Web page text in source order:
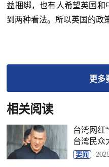
益捆绑，也有人希望英国
到两种看法。所以英国的政
更多
相关阅读
台湾网红
台湾民众
要闻